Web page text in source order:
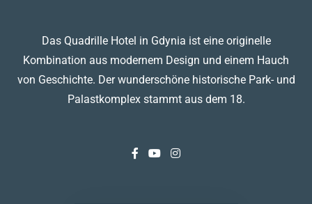
Das Quadrille Hotel in Gdynia ist eine originelle
Kombination aus modernem Design und einem Hauch
von Geschichte. Der wunderschöne historische Park- und
Palastkomplex stammt aus dem 18.